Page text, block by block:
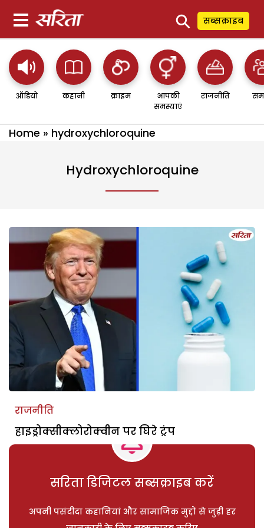
⚲ सब्सक्राइब
ऑडियो कहानी क्राइम
आपकी
समस्याएं
राजनीति
Home » hydroxychloroquine
Hydroxychloroquine
राजनीति
हाइड्रोक्सीक्लोरोक्वीन पर घिरे ट्रंप
सरिता डिजिटल सब्सक्राइब करें
अपनी पसंदीदा कहानियां और सामाजिक मुद्दों से जुड़ी हर